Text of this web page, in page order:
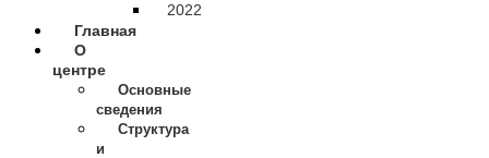
2022
Главная
О
центре
Основные
сведения
Структура
и